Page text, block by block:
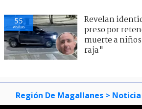
55
visitas
Revelan
preso por
muerte a
raja"
Región De Magallanes > Noticia